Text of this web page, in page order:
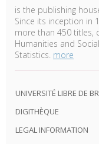
is the publishing
Since its inception in
more than 450 titles,
Humanities and
Statistics. more
UNIVERSITÉ LIBRE DE
DIGITHÈQUE
LEGAL INFORMATION